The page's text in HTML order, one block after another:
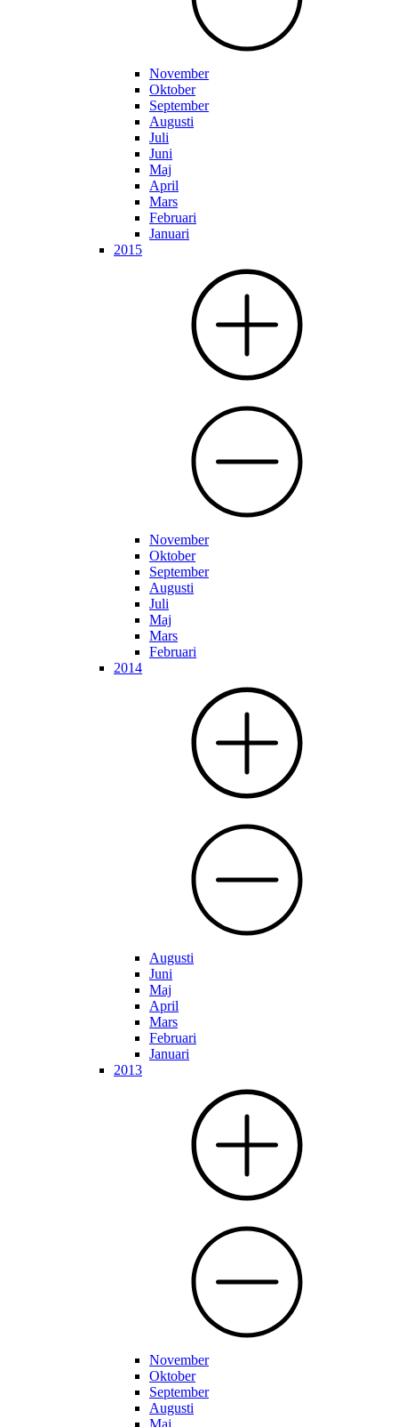
November
Oktober
September
Augusti
Juli
Juni
Maj
April
Mars
Februari
Januari
2015
November
Oktober
September
Augusti
Juli
Maj
Mars
Februari
2014
Augusti
Juni
Maj
April
Mars
Februari
Januari
2013
November
Oktober
September
Augusti
Maj